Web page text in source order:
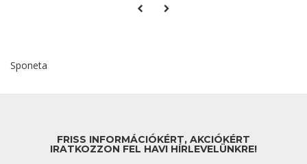
Sponeta
FRISS INFORMÁCIÓKÉRT, AKCIÓKÉRT
IRATKOZZON FEL HAVI HÍRLEVELÜNKRE!